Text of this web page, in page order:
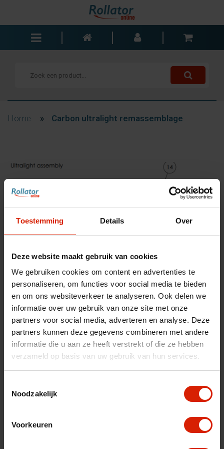
Toestemming Details Over
Deze website maakt gebruik van cookies
We gebruiken cookies om content en advertenties te
personaliseren, om functies voor social media te bieden
en om ons websiteverkeer te analyseren. Ook delen we
informatie over uw gebruik van onze site met onze
partners voor social media, adverteren en analyse. Deze
partners kunnen deze gegevens combineren met andere
informatie die u aan ze heeft verstrekt of die ze hebben
verzameld op basis van uw gebruik van hun services.
Noodzakelijk
Voorkeuren
Rolstoelen
Accessoires
Wisselstukken
Blogs
Contact
nl
fr es
Home » Carbon ultralight remassemblage
remassemblage